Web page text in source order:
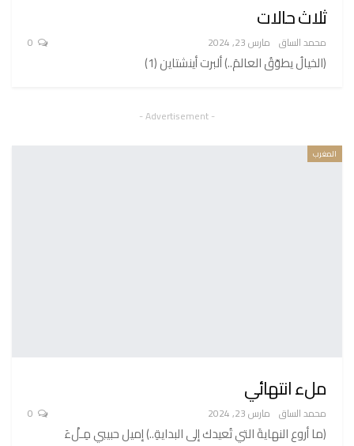
ثلاث حالات
محمد الساق مارس 23, 2024
(الخيالُ يطوّقُ العالمَ..) ألبرت أينشتاين (1)
- Advertisement -
المغرب
ملء انتهائي
محمد الساق مارس 23, 2024
(ما أروع النهايةَ التي تُعيدك إلى البدايةِ..) إميل حبيبي مِـلْءَ